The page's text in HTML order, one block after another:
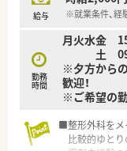
給与 ※就業条件、経
勤務
時間
月火水金 15
土 09：
※夕方から
歓迎！
※ご希望の
■整形外科をメ
比較的ゆとり